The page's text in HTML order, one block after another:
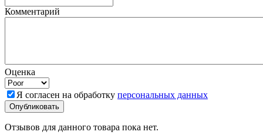
Комментарий
Оценка
Я согласен на обработку персональных данных
Отзывов для данного товара пока нет.